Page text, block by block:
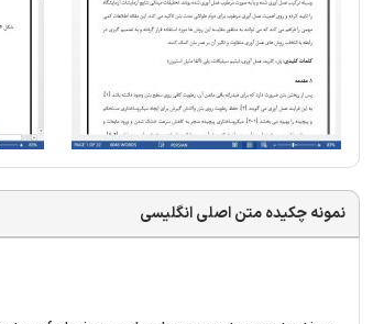
نمونه چکیده متن اصلی انگلیسی